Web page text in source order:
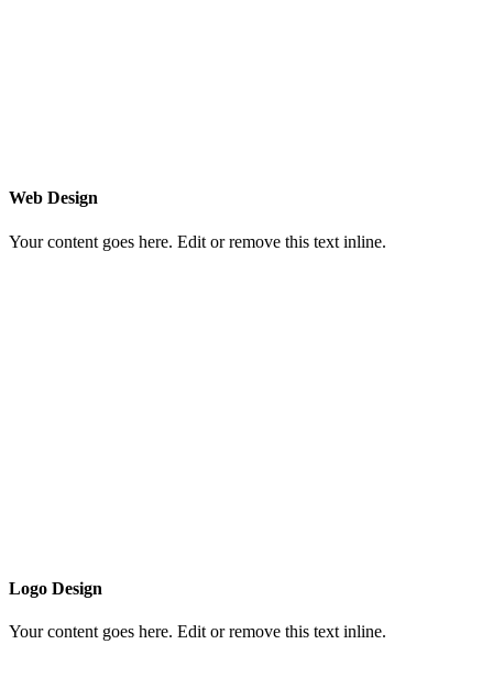
Web Design
Your content goes here. Edit or remove this text inline.
Logo Design
Your content goes here. Edit or remove this text inline.